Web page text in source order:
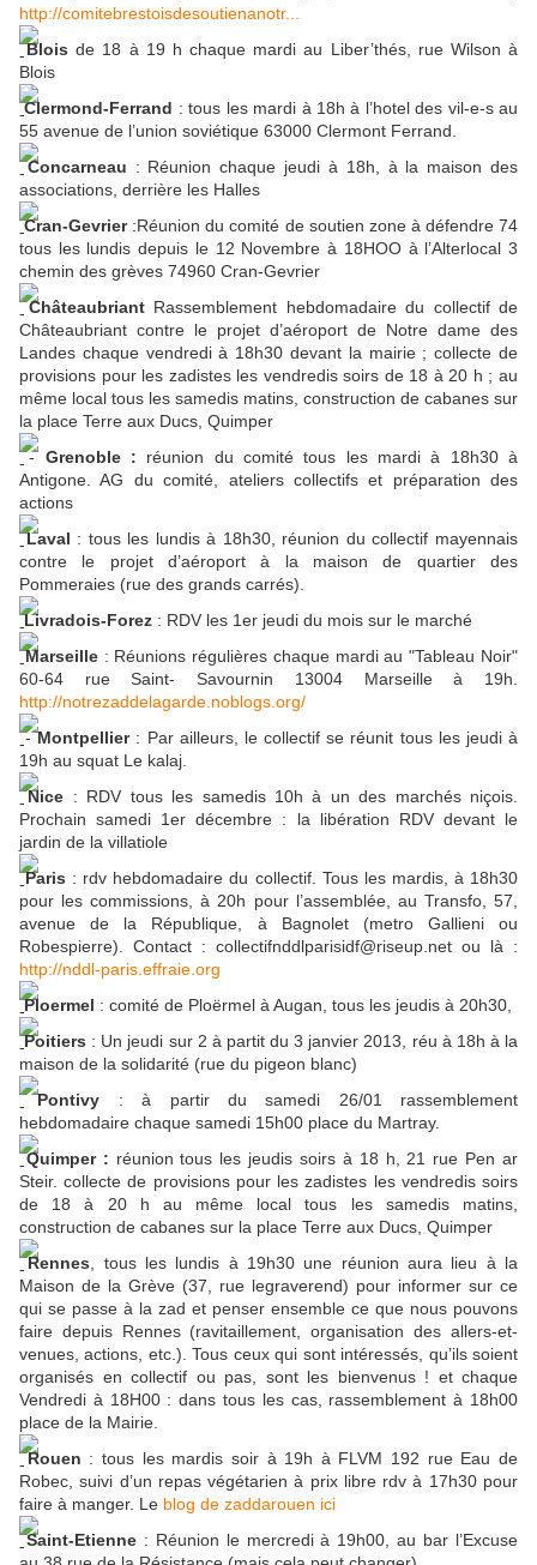
http://comitebrestoisdesoutienanotr...
Blois de 18 à 19 h chaque mardi au Liber’thés, rue Wilson à
Blois
Clermond-Ferrand : tous les mardi à 18h à l’hotel des vil-e-s au
55 avenue de l’union soviétique 63000 Clermont Ferrand.
Concarneau : Réunion chaque jeudi à 18h, à la maison des
associations, derrière les Halles
Cran-Gevrier:Réunion du comité de soutien zone à défendre 74
tous les lundis depuis le 12 Novembre à 18HOO à l’Alterlocal 3
chemin des grèves 74960 Cran-Gevrier
ChâteaubriantRassemblement hebdomadaire du collectif de
Châteaubriant contre le projet d’aéroport de Notre dame des
Landes chaque vendredi à 18h30 devant la mairie ; collecte de
provisions pour les zadistes les vendredis soirs de 18 à 20 h ; au
même local tous les samedis matins, construction de cabanes sur
la place Terre aux Ducs, Quimper
- Grenoble : réunion du comité tous les mardi à 18h30 à
Antigone. AG du comité, ateliers collectifs et préparation des
actions
Laval : tous les lundis à 18h30, réunion du collectif mayennais
contre le projet d’aéroport à la maison de quartier des
Pommeraies (rue des grands carrés).
Livradois-Forez : RDV les 1er jeudi du mois sur le marché
Marseille: Réunions régulières chaque mardi au "Tableau Noir"
60-64 rue Saint- Savournin 13004 Marseille à 19h.
http://notrezaddelagarde.noblogs.org/
-Montpellier: Par ailleurs, le collectif se réunit tous les jeudi à
19h au squat Le kalaj.
Nice : RDV tous les samedis 10h à un des marchés niçois.
Prochain samedi 1er décembre : la libération RDV devant le
jardin de la villatiole
Paris : rdv hebdomadaire du collectif. Tous les mardis, à 18h30
pour les commissions, à 20h pour l’assemblée, au Transfo, 57,
avenue de la République, à Bagnolet (metro Gallieni ou
Robespierre). Contact : collectifnddlparisidf@riseup.net ou là :
http://nddl-paris.effraie.org
Ploermel : comité de Ploërmel à Augan, tous les jeudis à 20h30,
Poitiers : Un jeudi sur 2 à partit du 3 janvier 2013, réu à 18h à la
maison de la solidarité (rue du pigeon blanc)
Pontivy : à partir du samedi 26/01 rassemblement
hebdomadaire chaque samedi 15h00 place du Martray.
Quimper : réunion tous les jeudis soirs à 18 h, 21 rue Pen ar
Steir. collecte de provisions pour les zadistes les vendredis soirs
de 18 à 20 h au même local tous les samedis matins,
construction de cabanes sur la place Terre aux Ducs, Quimper
Rennes , tous les lundis à 19h30 une réunion aura lieu à la
Maison de la Grève (37, rue legraverend) pour informer sur ce
qui se passe à la zad et penser ensemble ce que nous pouvons
faire depuis Rennes (ravitaillement, organisation des allers-et-
venues, actions, etc.). Tous ceux qui sont intéressés, qu’ils soient
organisés en collectif ou pas, sont les bienvenus ! et chaque
Vendredi à 18H00 : dans tous les cas, rassemblement à 18h00
place de la Mairie.
Rouen : tous les mardis soir à 19h à FLVM 192 rue Eau de
Robec, suivi d’un repas végétarien à prix libre rdv à 17h30 pour
faire à manger. Le blog de zaddarouen ici
Saint-Etienne: Réunion le mercredi à 19h00, au bar l’Excuse